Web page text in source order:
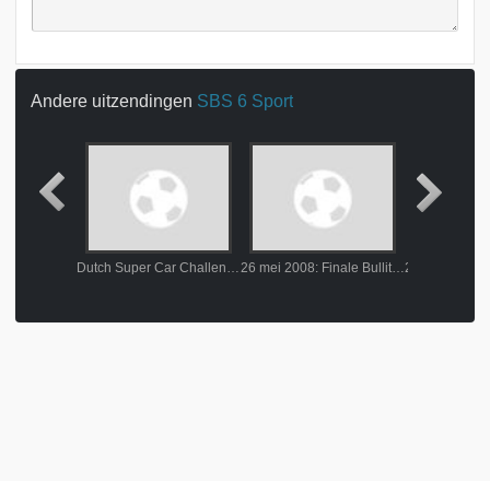
Andere uitzendingen SBS 6 Sport
Dutch Super Car Challenge: 25 mei 2008 26 mei 2008: Finale Bullit Premiere League deel 2